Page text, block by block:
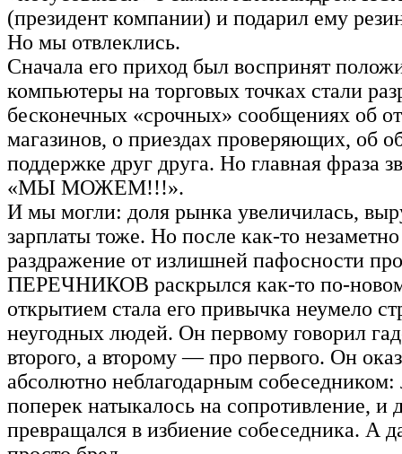
(президент компании) и подарил ему
Но мы отвлеклись.
Сначала его приход был воспринят
компьютеры на торговых точках стали
бесконечных «срочных» сообщениях об
магазинов, о приездах проверяющих, об
поддержке друг друга. Но главная фраза
«МЫ МОЖЕМ!!!».
И мы могли: доля рынка увеличилась,
зарплаты тоже. Но после как-то
раздражение от излишней пафосности
ПЕРЕЧНИКОВ раскрылся как-то по-
открытием стала его привычка неумело
неугодных людей. Он первому говорил
второго, а второму — про первого. Он
абсолютно неблагодарным
поперек натыкалось на сопротивление, и
превращался в избиение собеседника. А